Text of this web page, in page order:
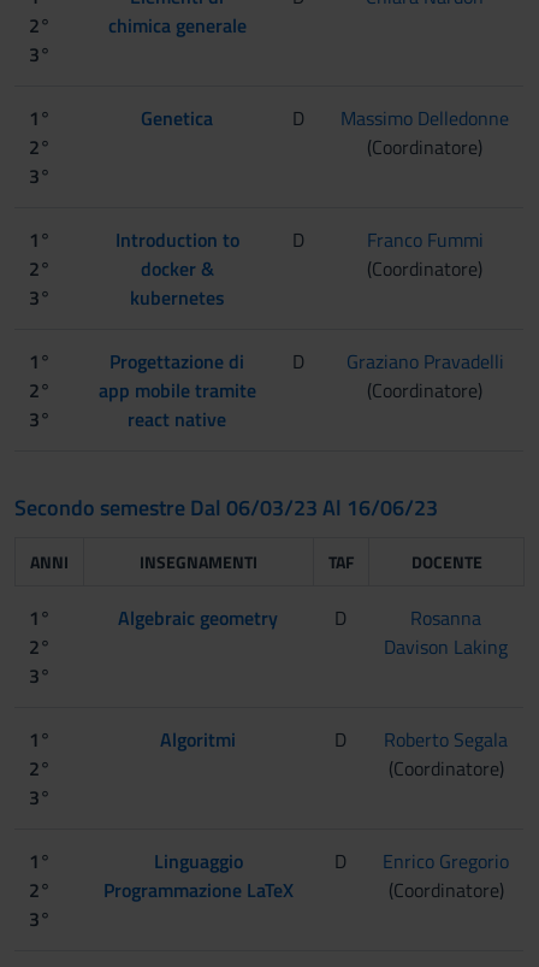
2°
3°
chimica generale
1°
2°
3°
Genetica D
Massimo Delledonne
(Coordinatore)
1°
2°
3°
Introduction to
docker &
kubernetes
D
Franco Fummi
(Coordinatore)
1°
2°
3°
Progettazione di
app mobile tramite
react native
D
Graziano Pravadelli
(Coordinatore)
Secondo semestre Dal 06/03/23 Al 16/06/23
ANNI INSEGNAMENTI TAF DOCENTE
1°
2°
3°
Algebraic geometry D
Rosanna
Davison Laking
1°
2°
3°
Algoritmi D
Roberto Segala
(Coordinatore)
1°
2°
3°
Linguaggio
Programmazione LaTeX
D
Enrico Gregorio
(Coordinatore)